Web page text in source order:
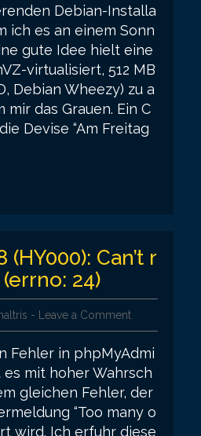
Debian-Installa
ich es an einem Sonn
gute Idee hielt eine
virtualisiert, 512 MB
Debian Wheezy) zu a
mir das Grauen. Ein C
Devise “Am Freitag
(HY000): Can’t r
(errno: 24)
- Leave a Comment
Fehler in phpMyAdmi
mit hoher Wahrsch
gleichen Fehler, der
“Too many o
wird. Ich erfuhr diese